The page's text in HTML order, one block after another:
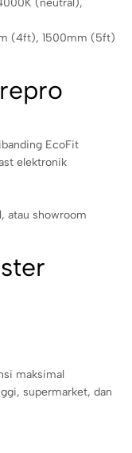
(4ft), 1500mm (5ft)
EcoFit
elektronik
atau showroom
maksimal
supermarket, dan